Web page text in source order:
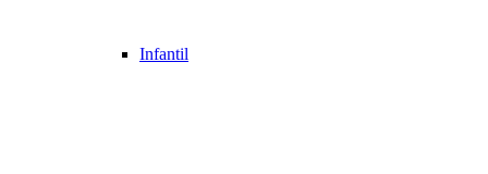
Infantil